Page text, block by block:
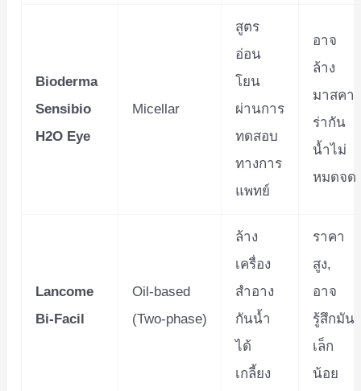
Bioderma
Sensibio
H2O Eye
Micellar
สูตร
อ่อน
โยน
ผ่านการ
ทดสอบ
ทางการ
แพทย์
อาจ
ล้าง
มาสคา
ร่ากัน
น้ำไม่
หมดจด
Lancome
Bi-Facil
Oil-based
(Two-phase)
ล้าง
เครื่อง
สำอาง
กันน้ำ
ได้
เกลี้ยง
ราคา
สูง,
อาจ
รู้สึกมัน
เล็ก
น้อย